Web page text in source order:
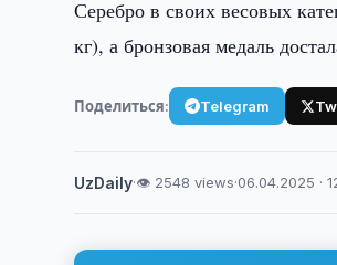
Серебро в своих весовых
кг), а бронзовая медаль
Поделиться: Telegram
UzDaily·👁 2548 views·06.04.2025 ·